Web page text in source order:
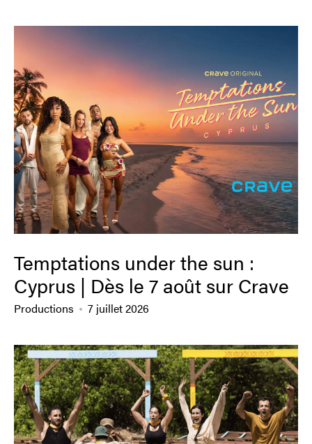
Temptations under the sun :
Cyprus | Dès le 7 août sur Crave
Productions 7 juillet 2026